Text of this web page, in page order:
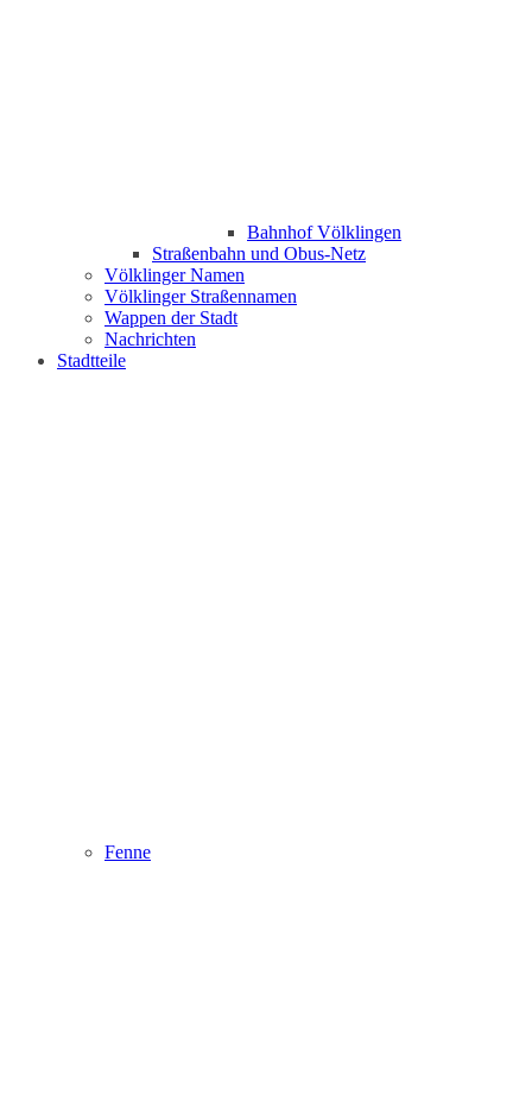
Bahnhof Völklingen
Straßenbahn und Obus-Netz
Völklinger Namen
Völklinger Straßennamen
Wappen der Stadt
Nachrichten
Stadtteile
Fenne